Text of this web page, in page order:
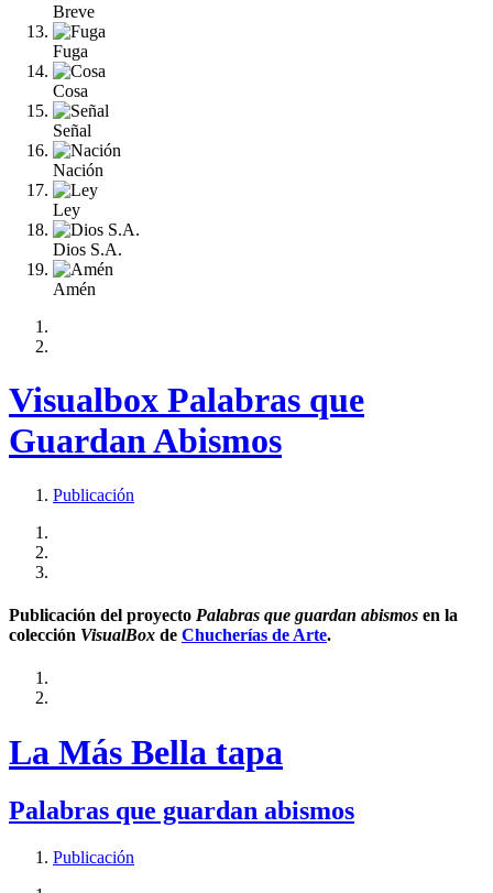
Breve
Fuga
Cosa
Señal
Nación
Ley
Dios S.A.
Amén
Visualbox Palabras que
Guardan Abismos
Publicación
Publicación del proyecto Palabras que guardan abismos en la
colección VisualBox de Chucherías de Arte.
La Más Bella tapa
Palabras que guardan abismos
Publicación